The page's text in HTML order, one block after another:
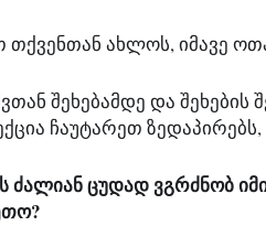
ახლოს, იმავე
შეხებამდე და
ჩაუტარეთ
ძალიან ცუდად ვგრძნობ